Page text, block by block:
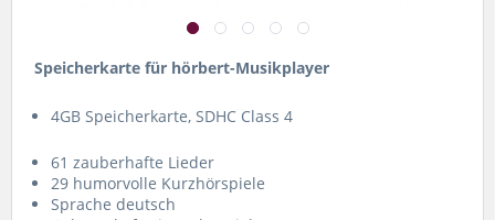
Speicherkarte für hörbert-Musikplayer
4GB Speicherkarte, SDHC Class 4
61 zauberhafte Lieder
29 humorvolle Kurzhörspiele
Sprache deutsch